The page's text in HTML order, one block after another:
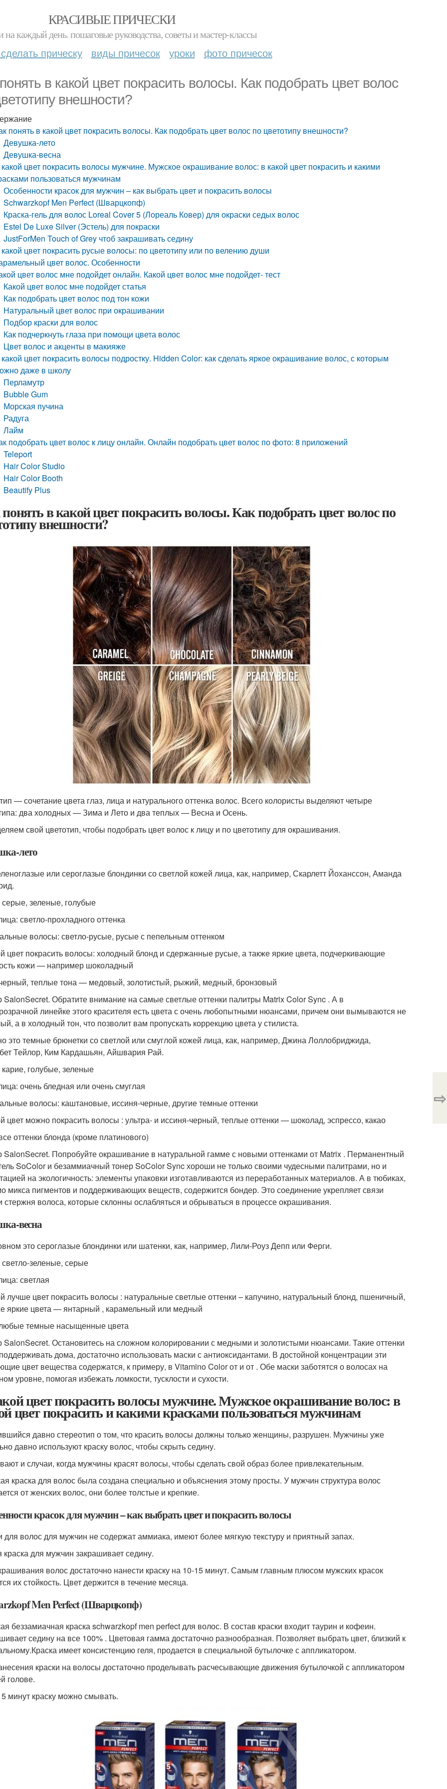
КРАСИВЫЕ ПРИЧЕСКИ
на каждый день. пошаговые руководства, советы и мастер-классы
прическу виды причесок уроки фото причесок
в какой цвет покрасить волосы. Как подобрать цвет волос
внешности?
понять в какой цвет покрасить волосы. Как подобрать цвет волос по цветотипу внешности?
Девушка-лето
Девушка-весна
цвет покрасить волосы мужчине. Мужское окрашивание волос: в какой цвет покрасить и какими
пользоваться мужчинам
Особенности красок для мужчин – как выбрать цвет и покрасить волосы
Schwarzkopf Men Perfect (Шварцкопф)
Краска-гель для волос Loreal Cover 5 (Лореаль Ковер) для окраски седых волос
Estel De Luxe Silver (Эстель) для покраски
JustForMen Touch of Grey чтоб закрашивать седину
цвет покрасить русые волосы: по цветотипу или по велению души
цвет волос. Особенности
цвет волос мне подойдет онлайн. Какой цвет волос мне подойдет- тест
Какой цвет волос мне подойдет статья
Как подобрать цвет волос под тон кожи
Натуральный цвет волос при окрашивании
Подбор краски для волос
Как подчеркнуть глаза при помощи цвета волос
Цвет волос и акценты в макияже
цвет покрасить волосы подростку. Hidden Color: как сделать яркое окрашивание волос, с которым
даже в школу
Перламутр
Bubble Gum
Морская пучина
Радуга
Лайм
подобрать цвет волос к лицу онлайн. Онлайн подобрать цвет волос по фото: 8 приложений
Teleport
Hair Color Studio
Hair Color Booth
Beautify Plus
в какой цвет покрасить волосы. Как подобрать цвет волос по
внешности?
— сочетание цвета глаз, лица и натурального оттенка волос. Всего колористы выделяют четыре
два холодных — Зима и Лето и два теплых — Весна и Осень.
свой цветотип, чтобы подобрать цвет волос к лицу и по цветотипу для окрашивания.
лето
или сероглазые блондинки со светлой кожей лица, как, например, Скарлетт Йоханссон, Аманда
серые, зеленые, голубые
светло-прохладного оттенка
волосы: светло-русые, русые с пепельным оттенком
цвет покрасить волосы: холодный блонд и сдержанные русые, а также яркие цвета, подчеркивающие
кожи — например шоколадный
теплые тона — медовый, золотистый, рыжий, медный, бронзовый
Обратите внимание на самые светлые оттенки палитры Matrix Color Sync . А в
линейке этого красителя есть цвета с очень любопытными нюансами, причем они вымываются не
а в холодный тон, что позволит вам пропускать коррекцию цвета у стилиста.
это темные брюнетки со светлой или смуглой кожей лица, как, например, Джина Лоллобриджида,
Тейлор, Ким Кардашьян, Айшвария Рай.
карие, голубые, зеленые
очень бледная или очень смуглая
волосы: каштановые, иссиня-черные, другие темные оттенки
цвет можно покрасить волосы : ультра- и иссиня-черный, теплые оттенки — шоколад, эспрессо, какао
оттенки блонда (кроме платинового)
Попробуйте окрашивание в натуральной гамме с новыми оттенками от Matrix . Перманентный
SoColor и безаммиачный тонер SoColor Sync хороши не только своими чудесными палитрами, но и
на экологичность: элементы упаковки изготавливаются из переработанных материалов. А в тюбиках,
микса пигментов и поддерживающих веществ, содержится бондер. Это соединение укрепляет связи
стержня волоса, которые склонны ослабляться и обрываться в процессе окрашивания.
весна
это сероглазые блондинки или шатенки, как, например, Лили-Роуз Депп или Ферги.
светло-зеленые, серые
светлая
лучше цвет покрасить волосы : натуральные светлые оттенки – капучино, натуральный блонд, пшеничный,
яркие цвета — янтарный , карамельный или медный
темные насыщенные цвета
Остановитесь на сложном колорировании с медными и золотистыми нюансами. Такие оттенки
дома, достаточно использовать маски с антиоксидантами. В достойной концентрации эти
цвет вещества содержатся, к примеру, в Vitamino Color от и от . Обе маски заботятся о волосах на
уровне, помогая избежать ломкости, тусклости и сухости.
цвет покрасить волосы мужчине. Мужское окрашивание волос: в
цвет покрасить и какими красками пользоваться мужчинам
давно стереотип о том, что красить волосы должны только женщины, разрушен. Мужчины уже
давно используют краску волос, чтобы скрыть седину.
и случаи, когда мужчины красят волосы, чтобы сделать свой образ более привлекательным.
краска для волос была создана специально и объяснения этому просты. У мужчин структура волос
от женских волос, они более толстые и крепкие.
красок для мужчин – как выбрать цвет и покрасить волосы
для волос для мужчин не содержат аммиака, имеют более мягкую текстуру и приятный запах.
для мужчин закрашивает седину.
волос достаточно нанести краску на 10-15 минут. Самым главным плюсом мужских красок
их стойкость. Цвет держится в течение месяца.
Men Perfect (Шварцкопф)
беззамиачная краска schwarzkopf men perfect для волос. В состав краски входит таурин и кофеин.
седину на все 100% . Цветовая гамма достаточно разнообразная. Позволяет выбрать цвет, близкий к
имеет консистенцию геля, продается в специальной бутылочке с аппликатором.
краски на волосы достаточно проделывать расчесывающие движения бутылочкой с аппликатором
голове.
минут краску можно смывать.
⇨